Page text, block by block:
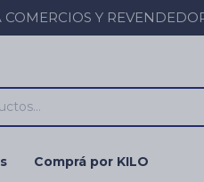
COMERCIOS Y
Comprá por KILO